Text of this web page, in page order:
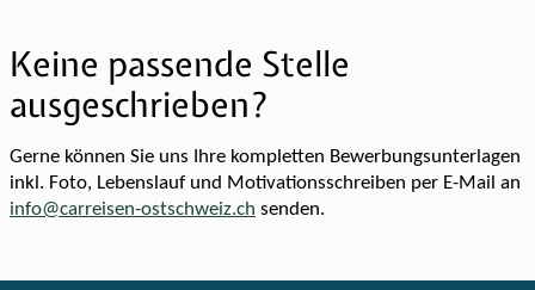
Keine passende Stelle
ausgeschrieben?
Gerne können Sie uns Ihre kompletten Bewerbungsunterlagen
inkl. Foto, Lebenslauf und Motivationsschreiben per E-Mail an
info@carreisen-ostschweiz.ch senden.